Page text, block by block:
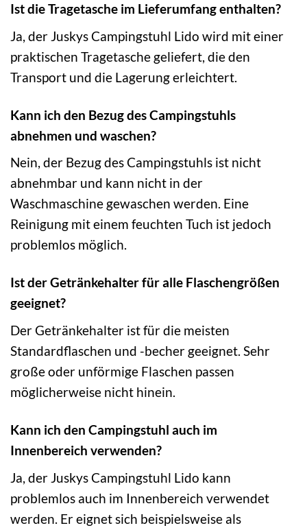
Ist die Tragetasche im Lieferumfang enthalten?
Ja, der Juskys Campingstuhl Lido wird mit einer
praktischen Tragetasche geliefert, die den
Transport und die Lagerung erleichtert.
Kann ich den Bezug des Campingstuhls
abnehmen und waschen?
Nein, der Bezug des Campingstuhls ist nicht
abnehmbar und kann nicht in der
Waschmaschine gewaschen werden. Eine
Reinigung mit einem feuchten Tuch ist jedoch
problemlos möglich.
Ist der Getränkehalter für alle Flaschengrößen
geeignet?
Der Getränkehalter ist für die meisten
Standardflaschen und -becher geeignet. Sehr
große oder unförmige Flaschen passen
möglicherweise nicht hinein.
Kann ich den Campingstuhl auch im
Innenbereich verwenden?
Ja, der Juskys Campingstuhl Lido kann
problemlos auch im Innenbereich verwendet
werden. Er eignet sich beispielsweise als